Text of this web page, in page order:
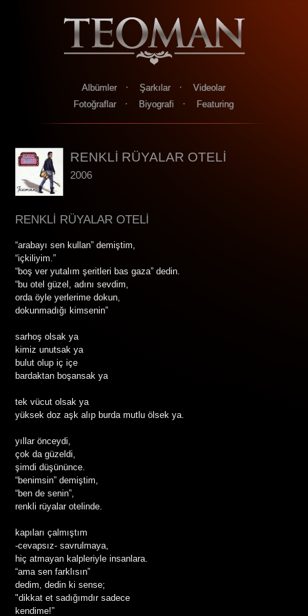
Albümler · Şarkılar ·
Videolar
Fotoğraflar
· Biyografi · Featuring
RENKLİ RÜYALAR OTELİ
2006
RENKLİ RÜYALAR OTELİ
“arabayı sen kullan” demiştim,
“içkiliyim.”
“boş ver yutalım şeritleri bas gaza” dedin.
“bu otel güzel, adını sevdim,
orda öyle yerlerime dokun,
dokunmadığı kimsenin”
sarhoş olsak ya
kimiz unutsak ya
bulut olup iç içe
bardaktan boşansak ya
tek vücut olsak ya
yüksek doz aşk alıp burda mutlu ölsek ya.
yıllar önceydi,
çok da güzeldi,
şimdi düşününce.
“benimsin” demiştim,
“ben de senin”,
renkli rüyalar otelinde.
kapıları çalmıştım
-cevapsız- savrulmaya,
hiç atmayan kalpleriyle insanlara.
“ama sen farklısın”
dedim, dedin ki sense;
"dikkat et sadığımdır sadece
kendime!”